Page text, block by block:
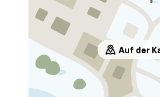
Auf der